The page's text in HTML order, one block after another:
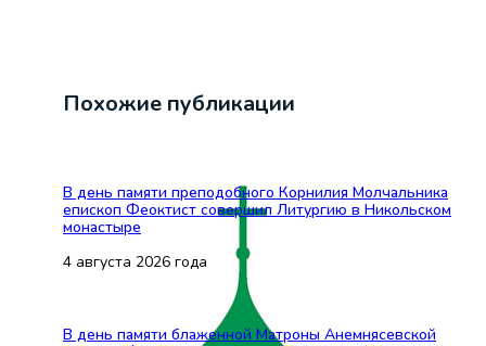
Похожие публикации
В день памяти преподобного Корнилия Молчальника
епископ Феоктист совершил Литургию в Никольском
монастыре
4 августа 2026 года
В день памяти блаженной Матроны Анемнясевской